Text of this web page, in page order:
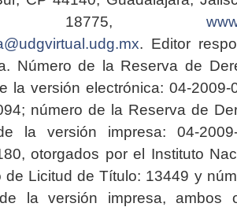
18775,
. Editor
Número de la Reserva de
la versión electrónica: 04-2009-
número de la Reserva de
la versión impresa: 04-2009-
otorgados por el Instituto
de Licitud de Título: 13449 y
la versión impresa, ambos